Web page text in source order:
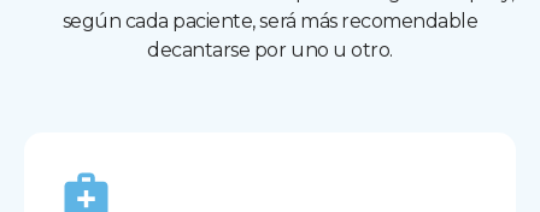
según cada paciente, será más recomendable
decantarse por uno u otro.